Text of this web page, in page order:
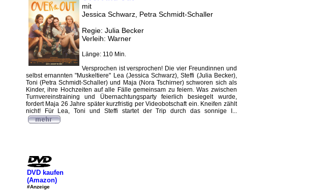
mit
Jessica Schwarz, Petra Schmidt-Schaller
Regie: Julia Becker
Verleih: Warner
Länge: 110 Min.
Versprochen ist versprochen! Die vier Freundinnen und
selbst ernannten "Muskeltiere" Lea (Jessica Schwarz), Steffi (Julia Becker),
Toni (Petra Schmidt-Schaller) und Maja (Nora Tschirner) schworen sich als
Kinder, ihre Hochzeiten auf alle Fälle gemeinsam zu feiern. Was zwischen
Turnvereinstraining und Übernachtungsparty feierlich besiegelt wurde,
fordert Maja 26 Jahre später kurzfristig per Videobotschaft ein. Kneifen zählt
nicht! Für Lea, Toni und Steffi startet der Trip durch das sonnige I...
DVD kaufen
(Amazon)
#Anzeige